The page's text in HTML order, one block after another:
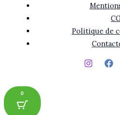
Politique de
0